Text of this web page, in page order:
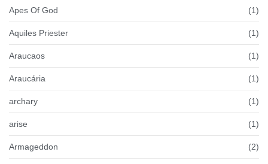
Apes Of God (1)
Aquiles Priester (1)
Araucaos (1)
Araucária (1)
archary (1)
arise (1)
Armageddon (2)